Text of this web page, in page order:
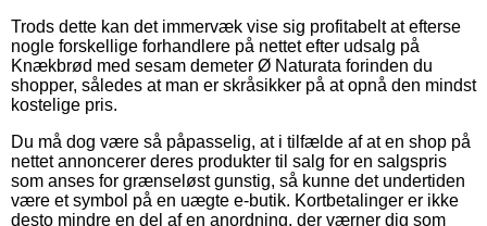
Trods dette kan det immervæk vise sig profitabelt at efterse
nogle forskellige forhandlere på nettet efter udsalg på
Knækbrød med sesam demeter Ø Naturata forinden du
shopper, således at man er skråsikker på at opnå den mindst
kostelige pris.
Du må dog være så påpasselig, at i tilfælde af at en shop på
nettet annoncerer deres produkter til salg for en salgspris
som anses for grænseløst gunstig, så kunne det undertiden
være et symbol på en uægte e-butik. Kortbetalinger er ikke
desto mindre en del af en anordning, der værner dig som